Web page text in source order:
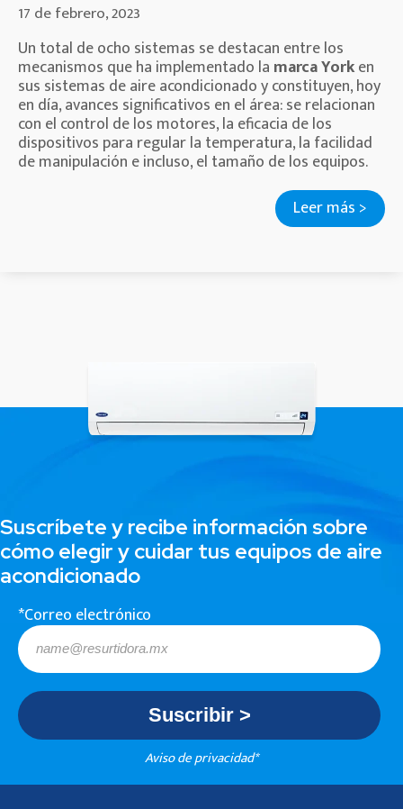
17 de febrero, 2023
Un total de ocho sistemas se destacan entre los
mecanismos que ha implementado la marca Yorken
sus sistemas de aire acondicionado y constituyen, hoy
en día, avances significativos en el área: se relacionan
con el control de los motores, la eficacia de los
dispositivos para regular la temperatura, la facilidad
de manipulación e incluso, el tamaño de los equipos.
Leer más >
Suscríbete y recibe información sobre
cómo elegir y cuidar tus equipos de aire
acondicionado
*Correo electrónico
Aviso de privacidad*